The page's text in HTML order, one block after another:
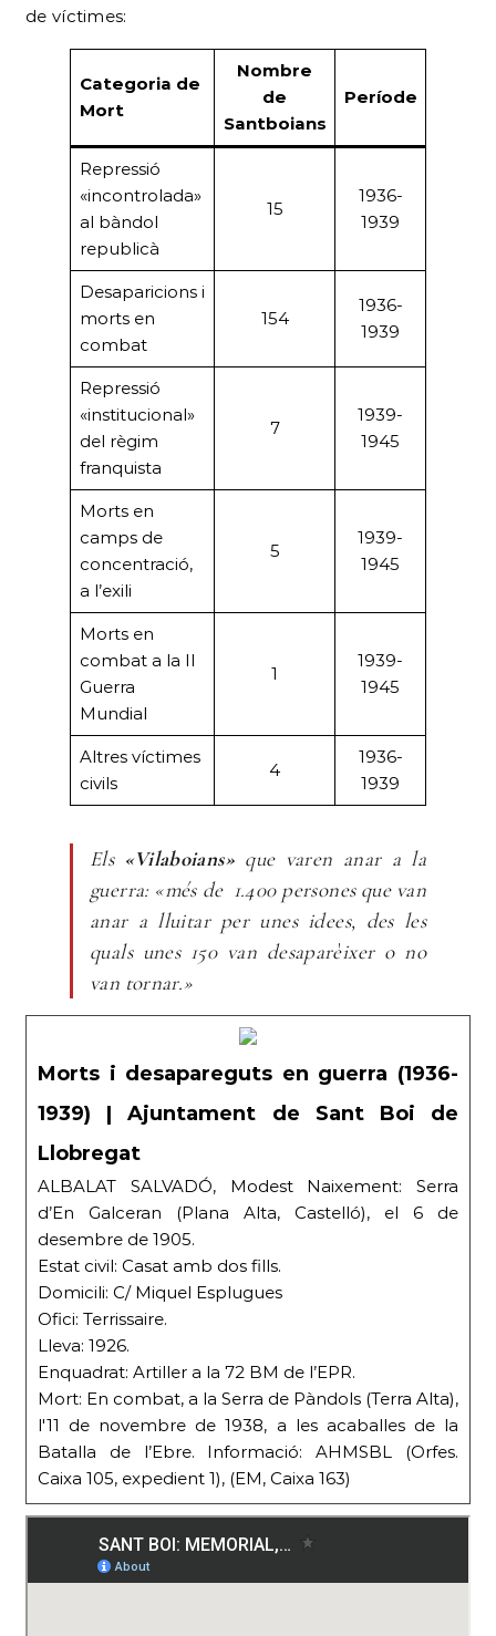
de víctimes:
Categoria de
Mort
Nombre
de
Santboians
Període
Repressió
«incontrolada»
al bàndol
republicà
15
1936-
1939
Desaparicions i
morts en
combat
154
1936-
1939
Repressió
«institucional»
del règim
franquista
7
1939-
1945
Morts en
camps de
concentració,
a l’exili
5
1939-
1945
Morts en
combat a la II
Guerra
Mundial
1
1939-
1945
Altres víctimes
civils
4
1936-
1939
Els «Vilaboians»que varen anar a la
guerra: «més de 1.400 persones que van
anar a lluitar per unes idees, des les
quals unes 150 van desaparèixer o no
van tornar.»
Morts i desapareguts en guerra (1936-
1939) | Ajuntament de Sant Boi de
Llobregat
ALBALAT SALVADÓ, Modest Naixement: Serra
d’En Galceran (Plana Alta, Castelló), el 6 de
desembre de 1905.
Estat civil: Casat amb dos fills.
Domicili: C/ Miquel Esplugues
Ofici: Terrissaire.
Lleva: 1926.
Enquadrat: Artiller a la 72 BM de l’EPR.
Mort: En combat, a la Serra de Pàndols (Terra Alta),
l′11 de novembre de 1938, a les acaballes de la
Batalla de l’Ebre. Informació: AHMSBL (Orfes.
Caixa 105, expedient 1), (EM, Caixa 163)